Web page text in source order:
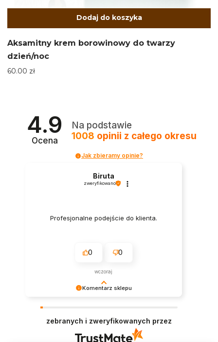
Dodaj do koszyka
Aksamitny krem borowinowy do twarzy
dzień/noc
60.00 zł
4.9
Ocena
Na podstawie
1008 opinii z całego okresu
Jak zbieramy opinie?
Komentarz sklepu
klienta i cieszymy się, za każdym razem gdy
kosmetyki trafiają do nowego domu szybko i bez
Biruta
zweryfikowano
Profesjonalne podejście do klienta.
0 0
wczoraj
zebranych i zweryfikowanych przez